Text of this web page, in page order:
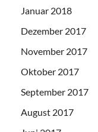
Januar 2018
Dezember 2017
November 2017
Oktober 2017
September 2017
August 2017